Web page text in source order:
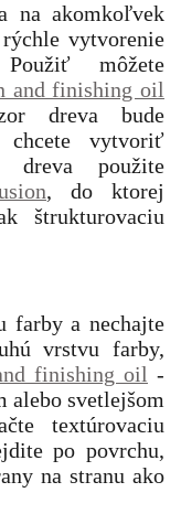
na akomkoľvek
vytvorenie
môžete
and finishing oil
dreva bude
chcete vytvoriť
dreva použite
, do ktorej
štrukturovaciu
farby a nechajte
vrstvu farby,
finishing oil -
alebo svetlejšom
textúrovaciu
po povrchu,
na stranu ako